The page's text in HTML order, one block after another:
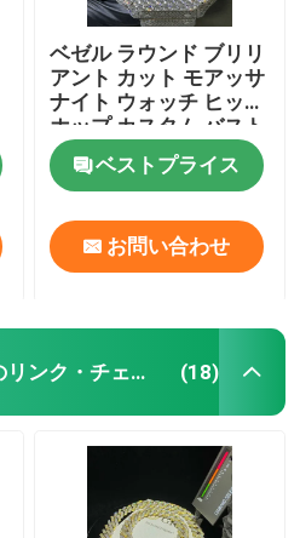
ベゼル ラウンド ブリリ
アント カット モアッサ
ナイト ウォッチ ヒップ
ホップ カスタム バスト
ダウン ウォッチ
ベストプライス
お問い合わせ
マイアミのキューバのリンク・チェーン (18)